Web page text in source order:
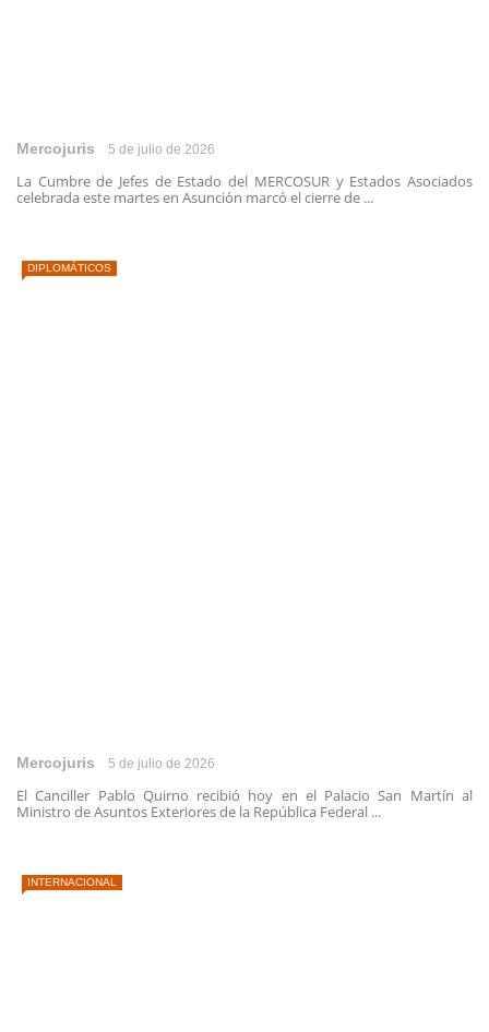
Mercojuris 5 de julio de 2026
La Cumbre de Jefes de Estado del MERCOSUR y Estados Asociados
celebrada este martes en Asunción marcó el cierre de ...
DIPLOMÁTICOS
Mercojuris 5 de julio de 2026
El Canciller Pablo Quirno recibió hoy en el Palacio San Martín al
Ministro de Asuntos Exteriores de la República Federal ...
INTERNACIONAL